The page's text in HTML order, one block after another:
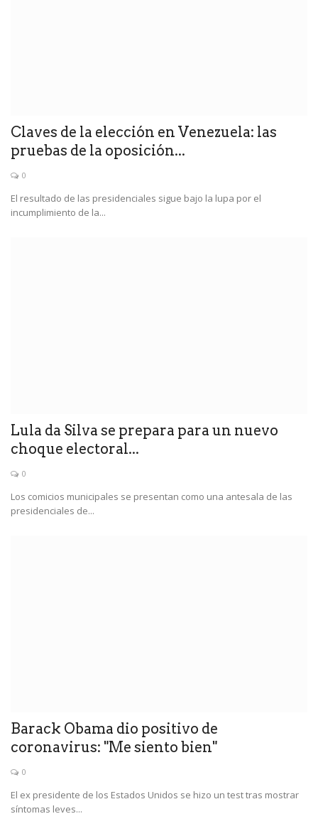
Claves de la elección en Venezuela: las
pruebas de la oposición...
0
El resultado de las presidenciales sigue bajo la lupa por el
incumplimiento de la...
Lula da Silva se prepara para un nuevo
choque electoral...
0
Los comicios municipales se presentan como una antesala de las
presidenciales de...
Barack Obama dio positivo de
coronavirus: "Me siento bien"
0
El ex presidente de los Estados Unidos se hizo un test tras mostrar
síntomas leves...